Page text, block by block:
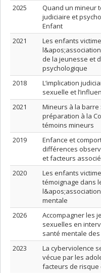
2025
Quand un mineur
judiciaire et
Enfant
2021
Les enfants
de la jeunesse et
psychologique
2018
L’implication
sexuelle et
2021
Mineurs à la barre
préparation à la
témoins mineurs
2019
Enfance et
différences
et facteurs
2020
Les enfants
témoignage dans
mentale
2026
Accompagner les
sexuelles en
santé mentale
2023
La cyberviolence
vécue par les
facteurs de risque